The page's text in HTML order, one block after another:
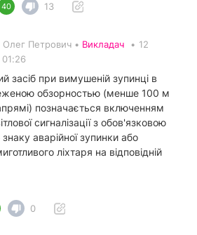
40 13
Петрович • Викладач • 12
засіб при вимушеній зупинці в
обзорностью (менше 100 м
позначається включенням
сигналізації з обов'язковою
аварійної зупинки або
ліхтаря на відповідній
0